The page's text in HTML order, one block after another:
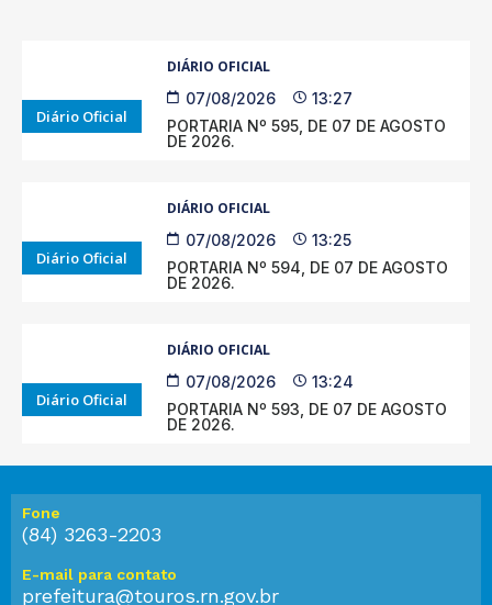
Diário Oficial
DIÁRIO OFICIAL
07/08/2026
13:27
PORTARIA Nº 595, DE 07 DE AGOSTO
DE 2026.
Diário Oficial
DIÁRIO OFICIAL
07/08/2026
13:25
PORTARIA Nº 594, DE 07 DE AGOSTO
DE 2026.
Diário Oficial
DIÁRIO OFICIAL
07/08/2026
13:24
PORTARIA Nº 593, DE 07 DE AGOSTO
DE 2026.
Fone
(84) 3263-2203
E-mail para contato
prefeitura@touros.rn.gov.br